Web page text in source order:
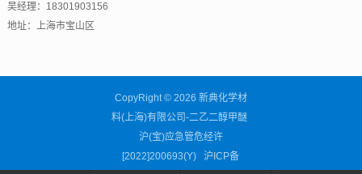
吴经理：18301903156
地址：上海市宝山区
CopyRight © 2026 新典化学材
料(上海)有限公司-二乙二醇甲醚
沪(宝)应急管危经许
[2022]200693(Y)沪ICP备